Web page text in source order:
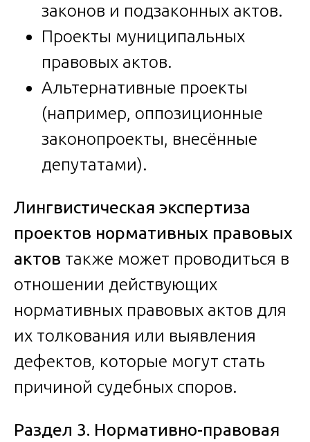
законов и подзаконных актов.
Проекты муниципальных
правовых актов.
Альтернативные проекты
(например, оппозиционные
законопроекты, внесённые
депутатами).
Лингвистическая экспертиза
проектов нормативных правовых
актов также может проводиться в
отношении действующих
нормативных правовых актов для
их толкования или выявления
дефектов, которые могут стать
причиной судебных споров.
Раздел 3. Нормативно-правовая